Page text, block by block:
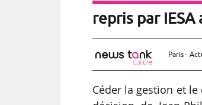
repris par
Paris -
Céder la gestion et